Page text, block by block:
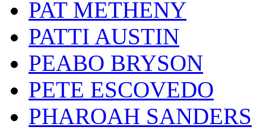
PAT METHENY
PATTI AUSTIN
PEABO BRYSON
PETE ESCOVEDO
PHAROAH SANDERS